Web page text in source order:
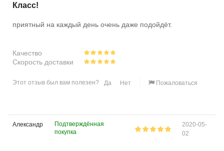
Класс!
приятный на каждый день очень даже подойдёт.
Качество
Скорость доставки
Этот отзыв был вам полезен? Да Нет Пожаловаться
Александр
Подтверждённая
покупка
2020-05-
02